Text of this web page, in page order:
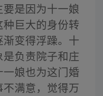
是因为十一娘
巨大的身份转
变得浮躁。十
负责院子和庄
娘也为这门婚
满意，觉得万